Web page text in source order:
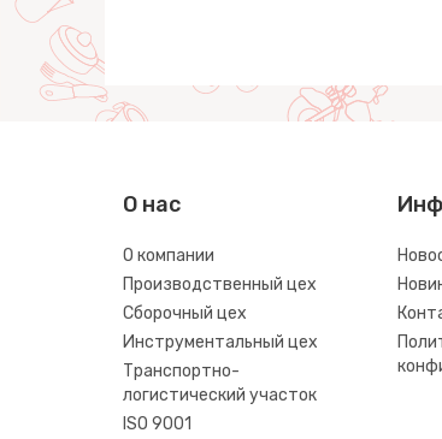
О нас
О компании
Производственный цех
Сборочный цех
Инструментальный цех
Транспортно-
логистический участок
ISO 9001